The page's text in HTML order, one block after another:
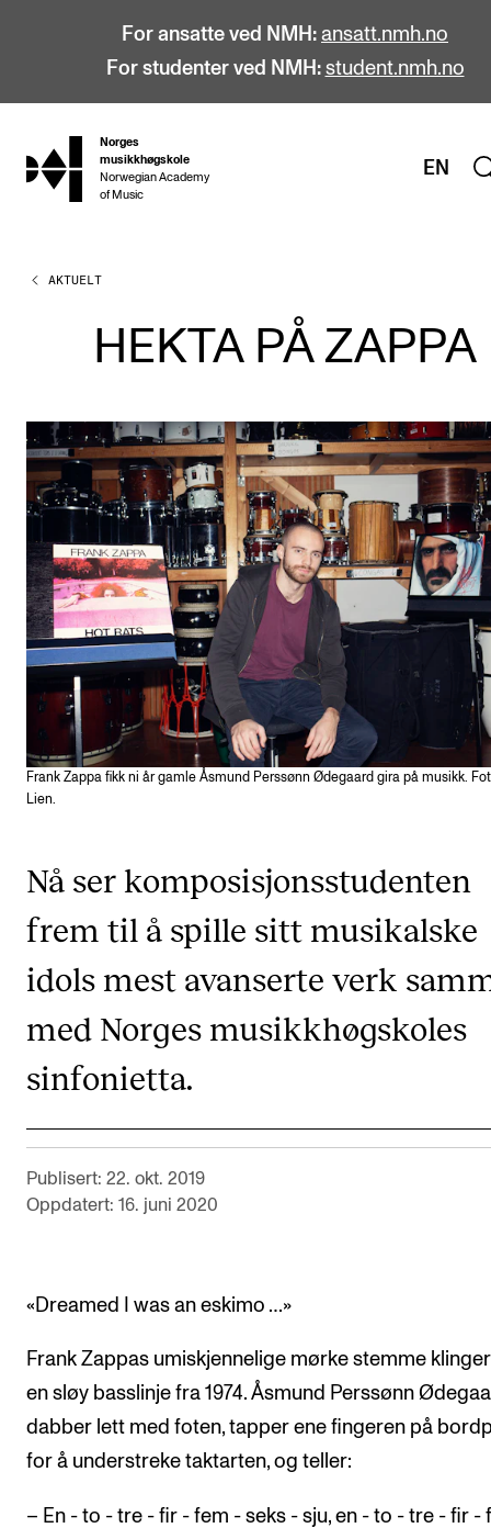
For ansatte ved NMH: ansatt.nmh.no
For studenter ved NMH: student.nmh.no
hjem
Norges
musikkhøgskole
Norwegian Academy
of Music
EN
STUDIER
Alle studier
Bachelor
Doktorgrad
Årsstudium og videreutdanning
Etterutdanning og kurs
Talentutvikling
STUDENTLIV
Søknad og opptak
Biblioteket
Fagmiljøer
Salane våre
FORSKNING
CREMAH
NordART
Prosjekter
INTERNASJONALT
Samarbeidsprosjekter
Nettverk
IN.TUNE
AKTUELT
Arrangementer og konserter
AKTUELT
HEKTA PÅ ZAPPA
Frank Zappa fikk ni år gamle Åsmund Perssønn Ødegaard gira på musikk.
Lien.
Nå ser komposisjonsstudenten
frem til å spille sitt musikalske
idols mest avanserte verk
med Norges musikkhøgskoles
sinfonietta.
Publisert: 22. okt. 2019
Oppdatert: 16. juni 2020
«Dreamed I was an eskimo …»
Frank Zappas umiskjennelige mørke stemme
en sløy basslinje fra 1974. Åsmund Perssønn
dabber lett med foten, tapper ene fingeren på
for å understreke taktarten, og teller:
– En - to - tre - fir - fem - seks - sju, en - to - tre - fir -